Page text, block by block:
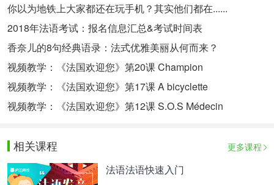
你以为地铁上大家都还在玩手机？其实他们都在......
2018年法语考试：报名信息汇总&考试时间表
香奈儿的8句经典语录：法式优雅美丽从何而来？
视频教学：《法国欢迎您》第20课 Champion
视频教学：《法国欢迎您》第17课 A bicyclette
视频教学：《法国欢迎您》第12课 S.O.S Médecin
相关课程 更多课程
法语法语快速入门